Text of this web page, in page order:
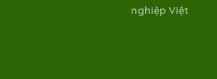
nghiệp Việt